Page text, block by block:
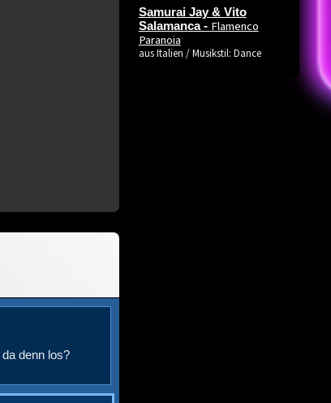
denn los?
Samurai Jay & Vito
Salamanca - Flamenco
Paranoia
aus Italien / Musikstil: Dance